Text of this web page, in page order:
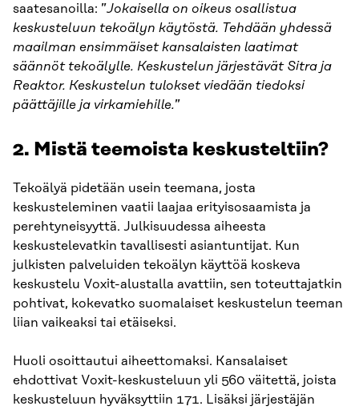
saatesanoilla: ”Jokaisella on oikeus osallistua
keskusteluun tekoälyn käytöstä. Tehdään yhdessä
maailman ensimmäiset kansalaisten laatimat
säännöt tekoälylle. Keskustelun järjestävät Sitra ja
Reaktor. Keskustelun tulokset viedään tiedoksi
päättäjille ja virkamiehille.”
2. Mistä teemoista keskusteltiin?
Tekoälyä pidetään usein teemana, josta
keskusteleminen vaatii laajaa erityisosaamista ja
perehtyneisyyttä. Julkisuudessa aiheesta
keskustelevatkin tavallisesti asiantuntijat. Kun
julkisten palveluiden tekoälyn käyttöä koskeva
keskustelu Voxit-alustalla avattiin, sen toteuttajatkin
pohtivat, kokevatko suomalaiset keskustelun teeman
liian vaikeaksi tai etäiseksi.
Huoli osoittautui aiheettomaksi. Kansalaiset
ehdottivat Voxit-keskusteluun yli 560 väitettä, joista
keskusteluun hyväksyttiin 171. Lisäksi järjestäjän